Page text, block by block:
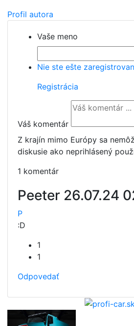
Profil autora
Vaše meno
Nie ste ešte
Registrácia
Váš komentár
Z krajín mimo Európy sa
diskusie ako neprihlásený
1 komentár
Peeter 26.07.24
P
:D
1
1
Odpovedať